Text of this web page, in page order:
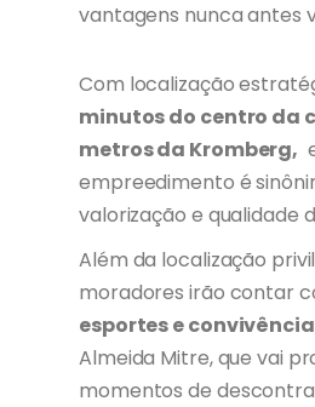
vantagens nunca antes
Com localização
minutos do centro da
metros da Kromberg,
empreedimento é
valorização e qualidade
Além da localização
moradores irão contar
esportes e convivência
Almeida Mitre, que vai
momentos de